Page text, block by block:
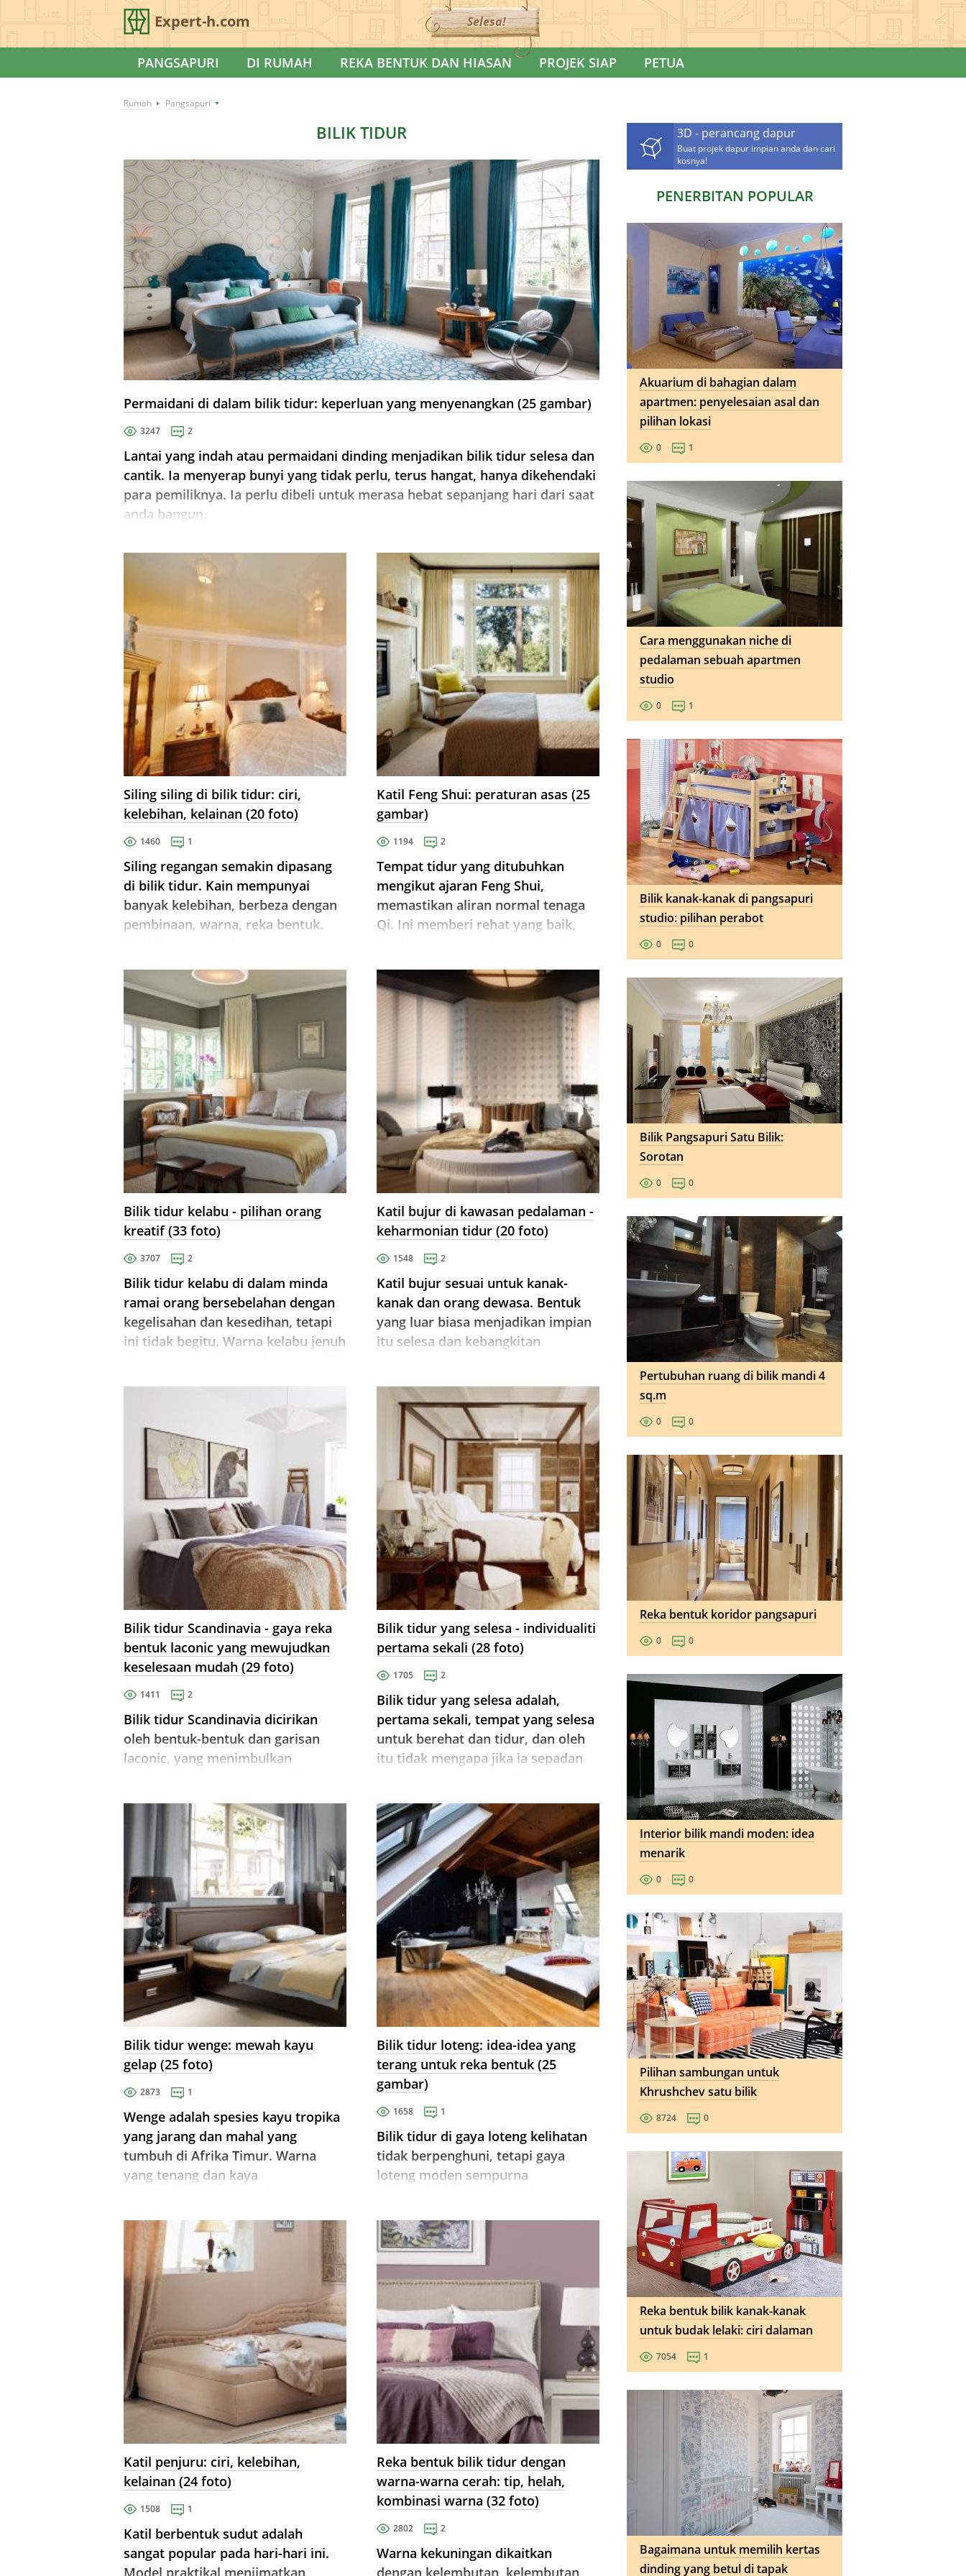
Expert-h.com Selesa!
PANGSAPURI DI RUMAH REKA BENTUK DAN HIASAN PROJEK SIAP PETUA
Rumah Pangsapuri
BILIK TIDUR
Permaidani di dalam bilik tidur: keperluan yang menyenangkan (25 gambar)
3247 2
Lantai yang indah atau permaidani dinding menjadikan bilik tidur selesa dan
cantik. Ia menyerap bunyi yang tidak perlu, terus hangat, hanya dikehendaki
para pemiliknya. Ia perlu dibeli untuk merasa hebat sepanjang hari dari saat
anda bangun.
Siling siling di bilik tidur: ciri,
kelebihan, kelainan (20 foto)
1460 1
Siling regangan semakin dipasang
di bilik tidur. Kain mempunyai
banyak kelebihan, berbeza dengan
pembinaan, warna, reka bentuk.
gayanya.
Katil Feng Shui: peraturan asas (25
gambar)
1194 2
Tempat tidur yang ditubuhkan
mengikut ajaran Feng Shui,
memastikan aliran normal tenaga
Qi. Ini memberi rehat yang baik,
Bilik tidur kelabu - pilihan orang
kreatif (33 foto)
3707 2
Bilik tidur kelabu di dalam minda
ramai orang bersebelahan dengan
kegelisahan dan kesedihan, tetapi
ini tidak begitu. Warna kelabu jenuh
Katil bujur di kawasan pedalaman -
keharmonian tidur (20 foto)
1548 2
Katil bujur sesuai untuk kanak-
kanak dan orang dewasa. Bentuk
yang luar biasa menjadikan impian
itu selesa dan kebangkitan
Bilik tidur Scandinavia - gaya reka
bentuk laconic yang mewujudkan
keselesaan mudah (29 foto)
1411 2
Bilik tidur Scandinavia dicirikan
oleh bentuk-bentuk dan garisan
laconic, yang menimbulkan
membuat pedalaman sangat selesa
dan mesra.
Bilik tidur yang selesa - individualiti
pertama sekali (28 foto)
1705 2
Bilik tidur yang selesa adalah,
pertama sekali, tempat yang selesa
untuk berehat dan tidur, dan oleh
itu tidak mengapa jika ia sepadan
sepadan dengan gaya hidup.
Bilik tidur wenge: mewah kayu
gelap (25 foto)
2873 1
Wenge adalah spesies kayu tropika
yang jarang dan mahal yang
tumbuh di Afrika Timur. Warna
yang tenang dan kaya
Bilik tidur loteng: idea-idea yang
terang untuk reka bentuk (25
gambar)
1658 1
Bilik tidur di gaya loteng kelihatan
tidak berpenghuni, tetapi gaya
loteng moden sempurna
Katil penjuru: ciri, kelebihan,
kelainan (24 foto)
1508 1
Katil berbentuk sudut adalah
sangat popular pada hari-hari ini.
Reka bentuk bilik tidur dengan
warna-warna cerah: tip, helah,
kombinasi warna (32 foto)
2802 2
Warna kekuningan dikaitkan
3D - perancang dapur
Buat projek dapur impian anda dan cari
kosnya!
PENERBITAN POPULAR
Akuarium di bahagian dalam
apartmen: penyelesaian asal dan
pilihan lokasi
0 1
Cara menggunakan niche di
pedalaman sebuah apartmen
studio
0 1
Bilik kanak-kanak di pangsapuri
studio: pilihan perabot
0 0
Bilik Pangsapuri Satu Bilik:
Sorotan
0 0
Pertubuhan ruang di bilik mandi 4
sq.m
0 0
Reka bentuk koridor pangsapuri
0 0
Interior bilik mandi moden: idea
menarik
0 0
Pilihan sambungan untuk
Khrushchev satu bilik
8724 0
Reka bentuk bilik kanak-kanak
untuk budak lelaki: ciri dalaman
7054 1
Bagaimana untuk memilih kertas
dinding yang betul di tapak